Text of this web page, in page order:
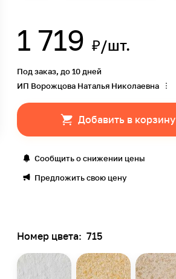
1 719 ₽/шт.
Под заказ, до 10 дней
ИП Ворожцова Наталья Николаевна
Добавить в корзину
Сообщить о снижении цены
Предложить свою цену
Номер цвета: 715